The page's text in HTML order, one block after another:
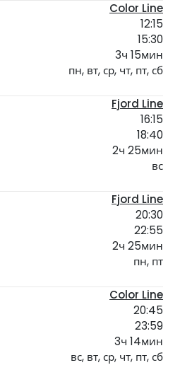
Color Line
12:15
15:30
3ч 15мин
пн, вт, ср, чт, пт, сб
Fjord Line
16:15
18:40
2ч 25мин
вс
Fjord Line
20:30
22:55
2ч 25мин
пн, пт
Color Line
20:45
23:59
3ч 14мин
вс, вт, ср, чт, пт, сб